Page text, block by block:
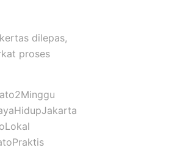
dilepas,
proses